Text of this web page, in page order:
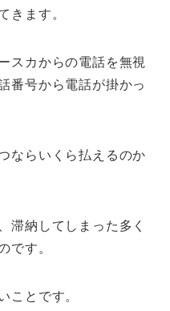
きます。
スカからの電話を無視
番号から電話が掛かっ
ならいくら払えるのか
滞納してしまった多く
です。
ことです。